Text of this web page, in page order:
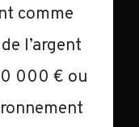
comme
l’argent
000 € ou